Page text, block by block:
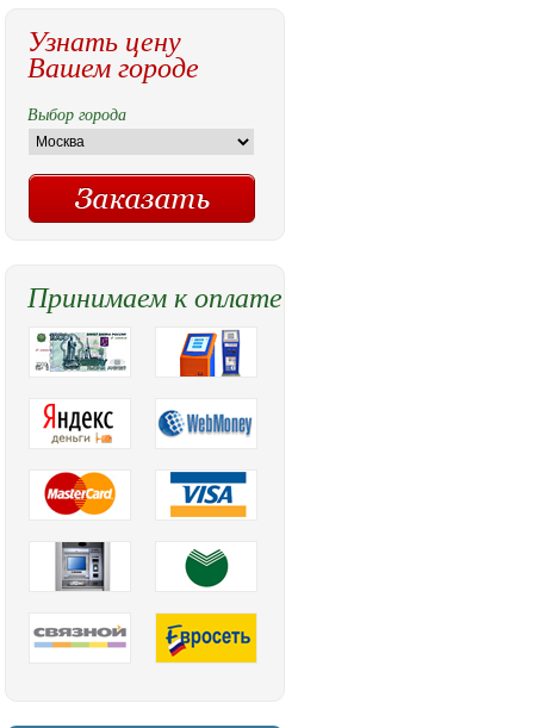
Узнать цену
Вашем городе
Выбор города
Принимаем к оплате